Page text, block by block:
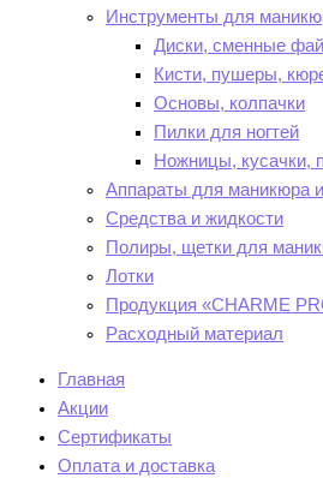
Инструменты для
Диски, сменные
Кисти, пушеры,
Основы, колпачки
Пилки для ногтей
Ножницы, кусачки,
Аппараты для маникюра
Средства и жидкости
Полиры, щетки для
Лотки
Продукция «CHARME
Расходный материал
Главная
Акции
Сертификаты
Оплата и доставка